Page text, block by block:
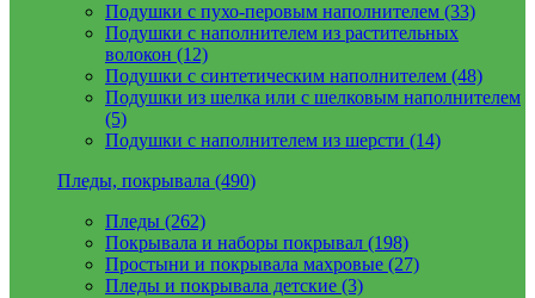
Подушки с пухо-перовым наполнителем (33)
Подушки с наполнителем из растительных
волокон (12)
Подушки с синтетическим наполнителем (48)
Подушки из шелка или с шелковым наполнителем
(5)
Подушки с наполнителем из шерсти (14)
Пледы, покрывала (490)
Пледы (262)
Покрывала и наборы покрывал (198)
Простыни и покрывала махровые (27)
Пледы и покрывала детские (3)